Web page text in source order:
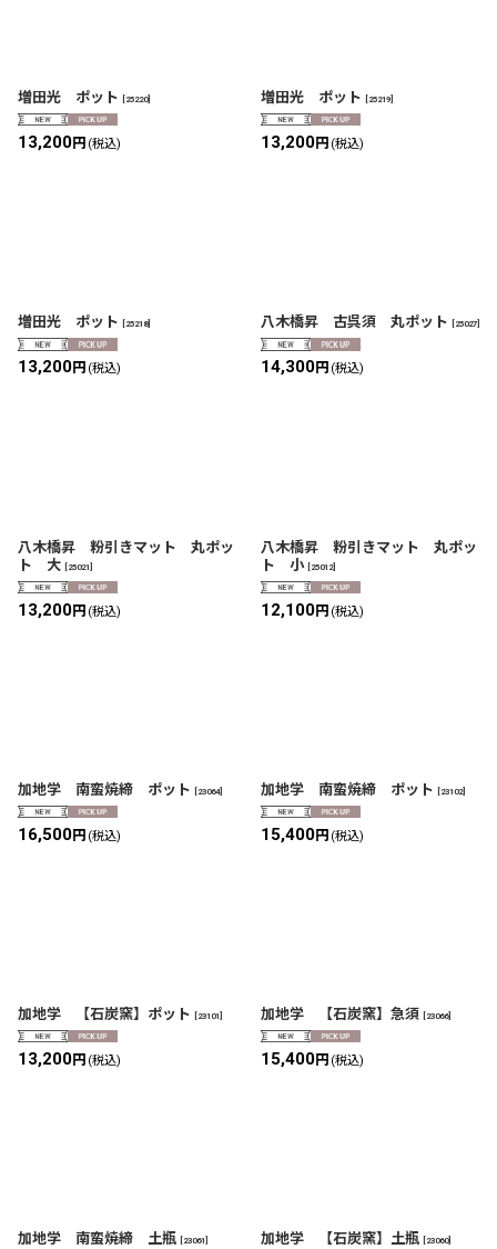
増田光 ポット 25220]
13,200円 (税込)
増田光 ポット 25219
13,200円 (税込)
増田光 ポット 25218]
13,200円 (税込)
八木橋昇 古呉須 丸ポット 25027
14,300円 (税込)
八木橋昇 粉引きマット 丸ポッ
ト 大 [25021]
13,200円 (税込)
八木橋昇 粉引きマット 丸ポッ
ト 小 [25012]
12,100円 (税込)
加地学 南蛮焼締 ポット 23064]
16,500円 (税込)
加地学 南蛮焼締 ポット 23102]
15,400円 (税込)
加地学 【石炭窯】ポット 23101
13,200円 (税込)
加地学 【石炭窯】急須 23066]
15,400円 (税込)
加地学 南蛮焼締 土瓶 23061 加地学 【石炭窯】土瓶 23060]